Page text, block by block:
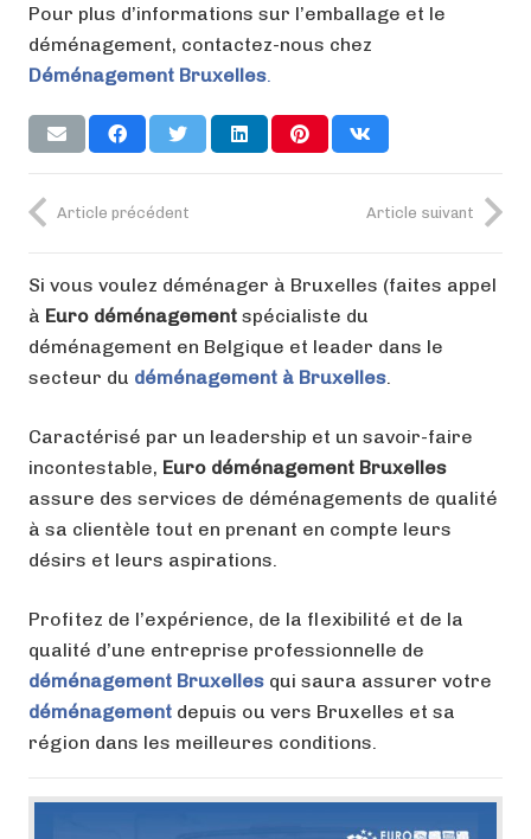
Pour plus d’informations sur l’emballage et le
déménagement, contactez-nous chez
Déménagement Bruxelles.
Article précédent Article suivant
Si vous voulez déménager à Bruxelles (faites appel
à Euro déménagement spécialiste du
déménagement en Belgique et leader dans le
secteur du déménagement à Bruxelles.
Caractérisé par un leadership et un savoir-faire
incontestable, Euro déménagement Bruxelles
assure des services de déménagements de qualité
à sa clientèle tout en prenant en compte leurs
désirs et leurs aspirations.
Profitez de l’expérience, de la flexibilité et de la
qualité d’une entreprise professionnelle de
déménagement Bruxelles qui saura assurer votre
déménagement depuis ou vers Bruxelles et sa
région dans les meilleures conditions.